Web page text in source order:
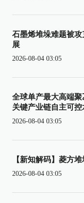
石墨烯堆垛难题被
展
2026-08-04 03:05
全球单产最大高端
关键产业链自主可控
2026-08-04 03:05
【新知解码】菱方
2026-08-04 03:05